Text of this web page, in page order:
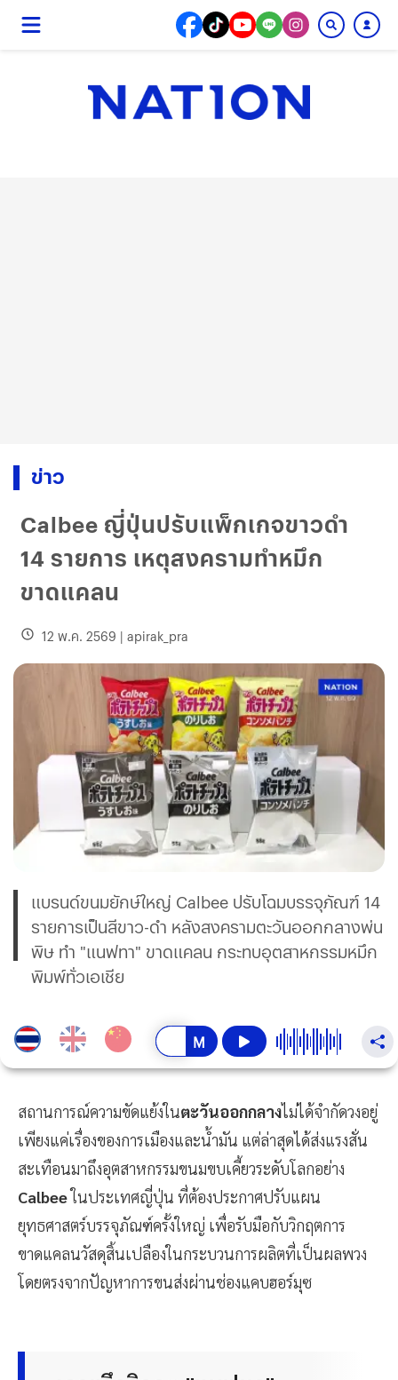
ข่าว
Calbee ญี่ปุ่นปรับแพ็กเกจขาวดำ
14 รายการ เหตุสงครามทำหมึก
ขาดแคลน
12 พ.ค. 2569 | apirak_pra
แบรนด์ขนมยักษ์ใหญ่ Calbee ปรับโฉมบรรจุภัณฑ์ 14
รายการเป็นสีขาว-ดำ หลังสงครามตะวันออกกลางพ่น
พิษ ทำ "แนฟทา" ขาดแคลน กระทบอุตสาหกรรมหมึก
พิมพ์ทั่วเอเชีย
สถานการณ์ความขัดแย้งในตะวันออกกลางไม่ได้จำกัดวงอยู่
เพียงแค่เรื่องของการเมืองและน้ำมัน แต่ล่าสุดได้ส่งแรงสั่น
สะเทือนมาถึงอุตสาหกรรมขนมขบเคี้ยวระดับโลกอย่าง
Calbeeในประเทศญี่ปุ่น ที่ต้องประกาศปรับแผน
ยุทธศาสตร์บรรจุภัณฑ์ครั้งใหญ่ เพื่อรับมือกับวิกฤตการ
ขาดแคลนวัสดุสิ้นเปลืองในกระบวนการผลิตที่เป็นผลพวง
โดยตรงจากปัญหาการขนส่งผ่านช่องแคบฮอร์มุซ